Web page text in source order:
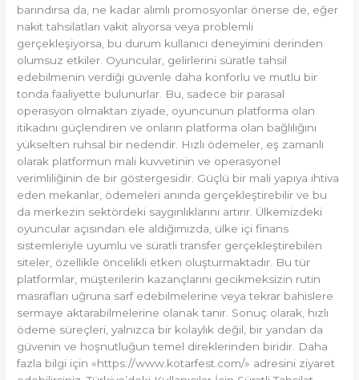
barındırsa da, ne kadar alımlı promosyonlar önerse de, eğer
nakit tahsilatları vakit alıyorsa veya problemli
gerçekleşiyorsa, bu durum kullanıcı deneyimini derinden
olumsuz etkiler. Oyuncular, gelirlerini süratle tahsil
edebilmenin verdiği güvenle daha konforlu ve mutlu bir
tonda faaliyette bulunurlar. Bu, sadece bir parasal
operasyon olmaktan ziyade, oyuncunun platforma olan
itikadını güçlendiren ve onların platforma olan bağlılığını
yükselten ruhsal bir nedendir. Hızlı ödemeler, eş zamanlı
olarak platformun mali kuvvetinin ve operasyonel
verimliliğinin de bir göstergesidir. Güçlü bir mali yapıya ihtiva
eden mekanlar, ödemeleri anında gerçekleştirebilir ve bu
da merkezin sektördeki saygınlıklarını artırır. Ülkemizdeki
oyuncular açısından ele aldığımızda, ülke içi finans
sistemleriyle uyumlu ve süratli transfer gerçekleştirebilen
siteler, özellikle öncelikli etken oluşturmaktadır. Bu tür
platformlar, müşterilerin kazançlarını gecikmeksizin rutin
masrafları uğruna sarf edebilmelerine veya tekrar bahislere
sermaye aktarabilmelerine olanak tanır. Sonuç olarak, hızlı
ödeme süreçleri, yalnızca bir kolaylık değil, bir yandan da
güvenin ve hoşnutluğun temel direklerinden biridir. Daha
fazla bilgi için «https://www.kotarfest.com/» adresini ziyaret